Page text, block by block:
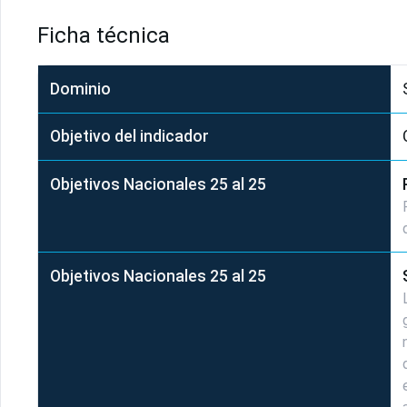
Ficha técnica
Dominio
Objetivo del indicador
Objetivos Nacionales 25 al 25
Objetivos Nacionales 25 al 25